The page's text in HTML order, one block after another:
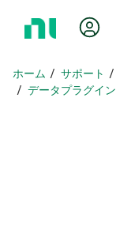
ペ
ー
ホーム サポート
データプラグイン